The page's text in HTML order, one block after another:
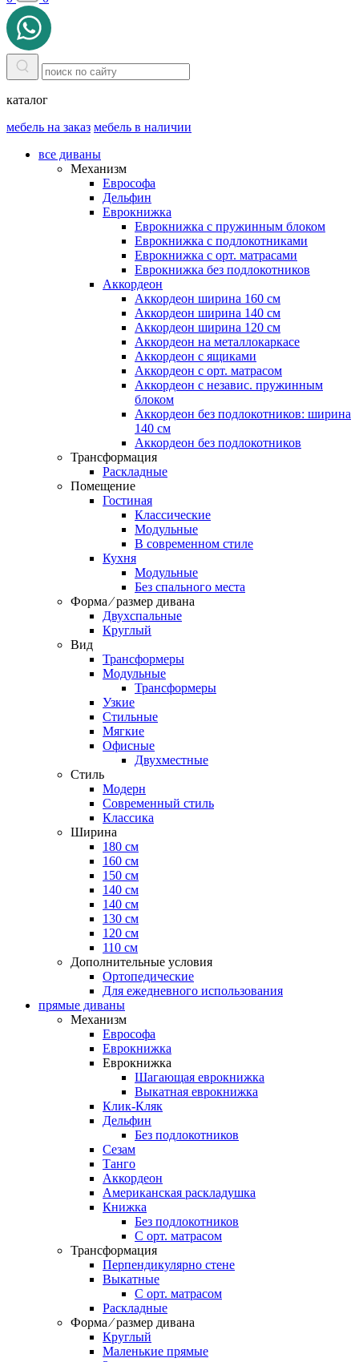
каталог
мебель на заказ мебель в наличии
все диваны
Механизм
Еврософа
Дельфин
Еврокнижка
Еврокнижка с пружинным блоком
Еврокнижка с подлокотниками
Еврокнижка с орт. матрасами
Еврокнижка без подлокотников
Аккордеон
Аккордеон ширина 160 см
Аккордеон ширина 140 см
Аккордеон ширина 120 см
Аккордеон на металлокаркасе
Аккордеон c ящиками
Аккордеон c орт. матрасом
Аккордеон c независ. пружинным
блоком
Аккордеон без подлокотников: ширина
140 см
Аккордеон без подлокотников
Трансформация
Раскладные
Помещение
Гостиная
Классические
Модульные
В современном стиле
Кухня
Модульные
Без спального места
Форма ⁄ размер дивана
Двухспальные
Круглый
Вид
Трансформеры
Модульные
Трансформеры
Узкие
Стильные
Мягкие
Офисные
Двухместные
Стиль
Модерн
Современный стиль
Классика
Ширина
180 см
160 см
150 см
140 см
140 см
130 см
120 см
110 см
Дополнительные условия
Ортопедические
Для ежедневного использования
прямые диваны
Механизм
Еврософа
Еврокнижка
Еврокнижка
Шагающая еврокнижка
Выкатная еврокнижка
Клик-Кляк
Дельфин
Без подлокотников
Сезам
Танго
Аккордеон
Американская раскладушка
Книжка
Без подлокотников
С орт. матрасом
Трансформация
Перпендикулярно стене
Выкатные
С орт. матрасом
Раскладные
Форма ⁄ размер дивана
Круглый
Маленькие прямые